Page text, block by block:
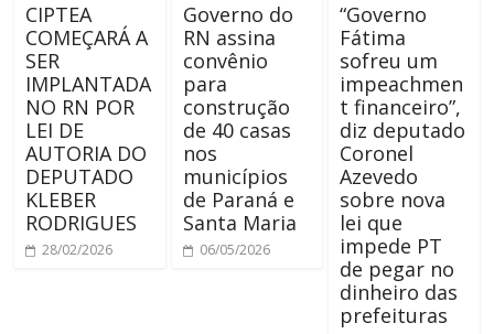
CIPTEA
COMEÇARÁ A
SER
IMPLANTADA
NO RN POR
LEI DE
AUTORIA DO
DEPUTADO
KLEBER
RODRIGUES
28/02/2026
Governo do
RN assina
convênio
para
construção
de 40 casas
nos
municípios
de Paraná e
Santa Maria
06/05/2026
“Governo
Fátima
sofreu um
impeachmen
t financeiro”,
diz deputado
Coronel
Azevedo
sobre nova
lei que
impede PT
de pegar no
dinheiro das
prefeituras